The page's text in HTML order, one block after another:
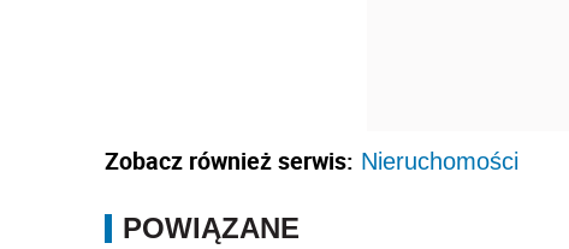
Zobacz również serwis: Nieruchomości
POWIĄZANE